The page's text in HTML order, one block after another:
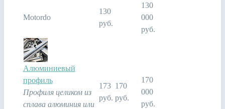
Motordo
130
руб.
130
000
руб.
Алюминиевый
профиль
Профиля целиком из
сплава алюминия или
173
руб.
170
руб.
170
000
руб.